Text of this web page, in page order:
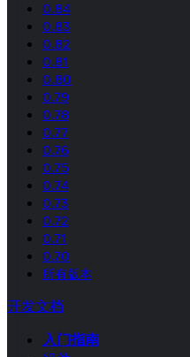
0.84
0.83
0.82
0.81
0.80
0.79
0.78
0.77
0.76
0.75
0.74
0.73
0.72
0.71
0.70
所有版本
开发文档
入门指南